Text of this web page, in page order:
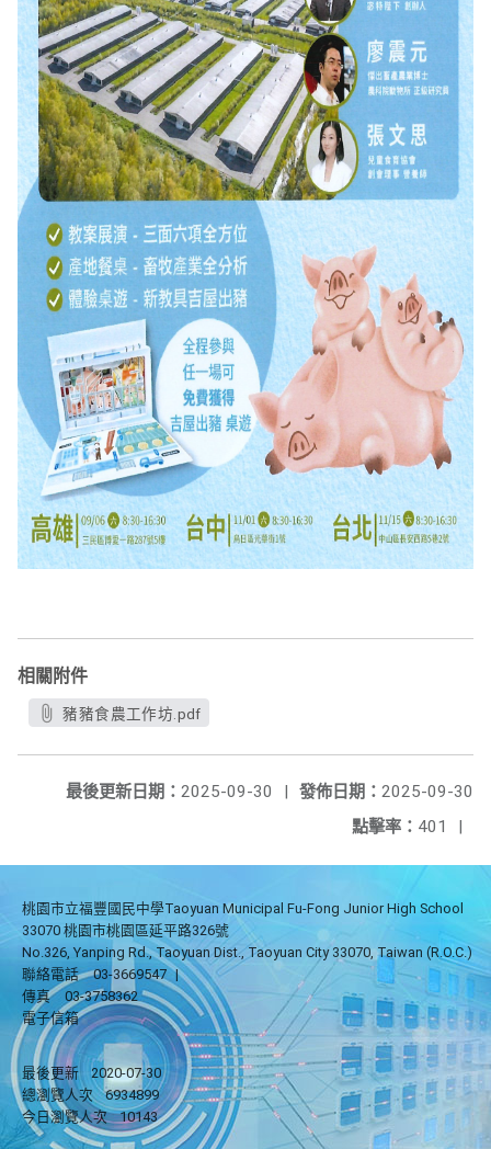
相關附件
豬豬食農工作坊.pdf
發佈日期： 2025-09-30
最後更新日期： 2025-09-30
|
點擊率： 401 |
桃園市立福豐國民中學Taoyuan Municipal Fu-Fong Junior High School
33070 桃園市桃園區延平路326號
No.326, Yanping Rd., Taoyuan Dist., Taoyuan City 33070, Taiwan (R.O.C.)
聯絡電話
03-3669547 |
傳真
03-3758362
電子信箱
最後更新
2020-07-30
總瀏覽人次
6934899
今日瀏覽人次
10143